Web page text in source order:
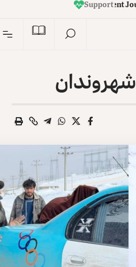
o
J
t
n
e
d
n
e
p
e
d
n
I